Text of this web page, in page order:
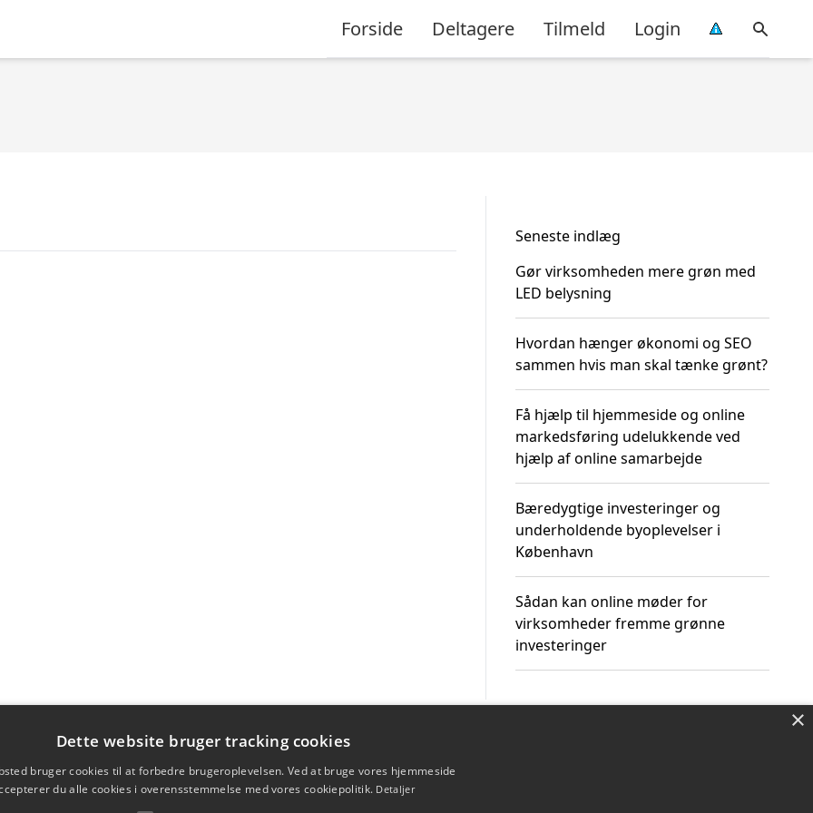
Forside Deltagere Tilmeld Login
Seneste indlæg
Gør virksomheden mere grøn med
LED belysning
Hvordan hænger økonomi og SEO
sammen hvis man skal tænke grønt?
Få hjælp til hjemmeside og online
markedsføring udelukkende ved
hjælp af online samarbejde
Bæredygtige investeringer og
underholdende byoplevelser i
København
Sådan kan online møder for
virksomheder fremme grønne
investeringer
×
Dette website bruger tracking cookies
bruger cookies til at forbedre brugeroplevelsen. Ved at bruge vores hjemmeside
du alle cookies i overensstemmelse med vores cookiepolitik. Detaljer